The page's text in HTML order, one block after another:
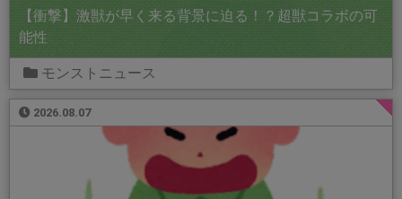
【衝撃】激獣が早く来る背景に迫る！？超獣コラボの可
能性
モンストニュース
2026.08.07